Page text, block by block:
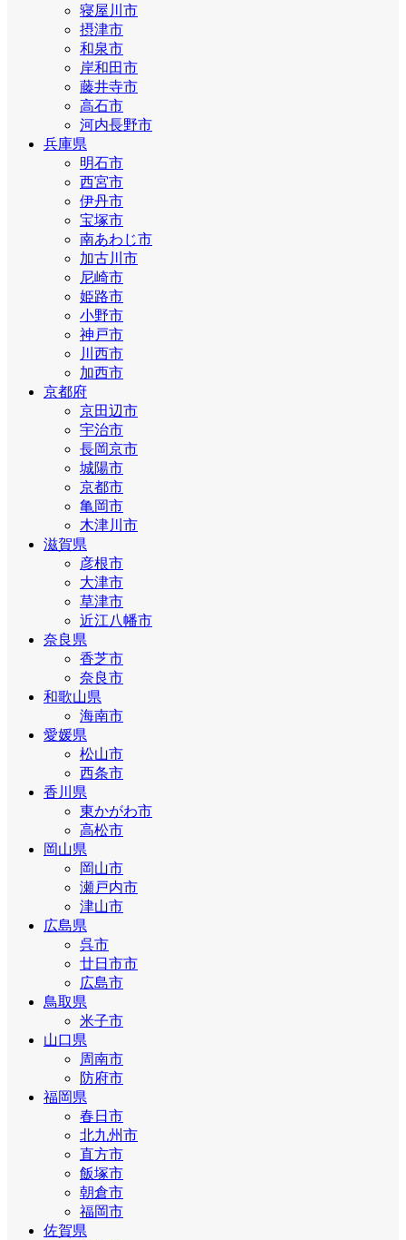
寝屋川市
摂津市
和泉市
岸和田市
藤井寺市
高石市
河内長野市
兵庫県
明石市
西宮市
伊丹市
宝塚市
南あわじ市
加古川市
尼崎市
姫路市
小野市
神戸市
川西市
加西市
京都府
京田辺市
宇治市
長岡京市
城陽市
京都市
亀岡市
木津川市
滋賀県
彦根市
大津市
草津市
近江八幡市
奈良県
香芝市
奈良市
和歌山県
海南市
愛媛県
松山市
西条市
香川県
東かがわ市
高松市
岡山県
岡山市
瀬戸内市
津山市
広島県
呉市
廿日市市
広島市
鳥取県
米子市
山口県
周南市
防府市
福岡県
春日市
北九州市
直方市
飯塚市
朝倉市
福岡市
佐賀県